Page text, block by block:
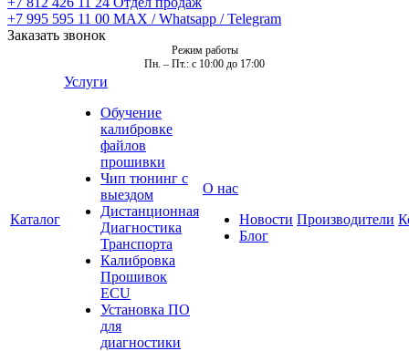
+7 995 595 11 00 MAX / Whatsapp / Telegram
Заказать звонок
Режим работы
Пн. – Пт.: с 10:00 до 17:00
Каталог
Услуги
Обучение
калибровке
файлов
прошивки
Чип тюнинг с
выездом
Дистанционная
Диагностика
Транспорта
Калибровка
Прошивок
ECU
Установка ПО
для
диагностики
О нас
Новости
Блог
Производители